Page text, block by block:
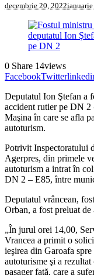
decembrie 20, 2022
0 Share 14views
FacebookTwitter
Deputatul Ion Ştefan a
accident rutier pe DN
Maşina în care se afla
autoturism.
Potrivit Inspectoratului
Agerpres, din primele
autoturism a intrat în
DN 2 – E85, între
Deputatul vrâncean,
Orban, a fost preluat de
„În jurul orei 14,00,
Vrancea a primit o
ieşirea din Garoafa
autoturisme şi a
pasager faţă, care a